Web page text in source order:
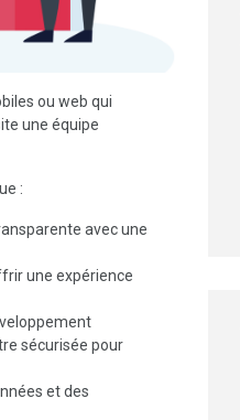
ou web qui
une équipe
:
avec une
une expérience
sécurisée pour
et des